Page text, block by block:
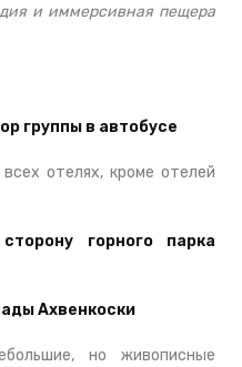
и иммерсивная пещера
группы в автобусе
отелях, кроме отелей
горного парка
Ахвенкоски
но живописные